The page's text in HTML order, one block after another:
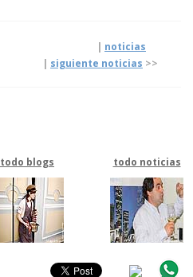
noticias
siguiente noticias >>
todo blogs todo noticias